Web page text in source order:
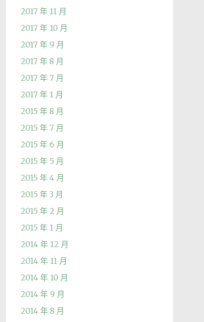
2017 年 11 月
2017 年 10 月
2017 年 9 月
2017 年 8 月
2017 年 7 月
2017 年 1 月
2015 年 8 月
2015 年 7 月
2015 年 6 月
2015 年 5 月
2015 年 4 月
2015 年 3 月
2015 年 2 月
2015 年 1 月
2014 年 12 月
2014 年 11 月
2014 年 10 月
2014 年 9 月
2014 年 8 月